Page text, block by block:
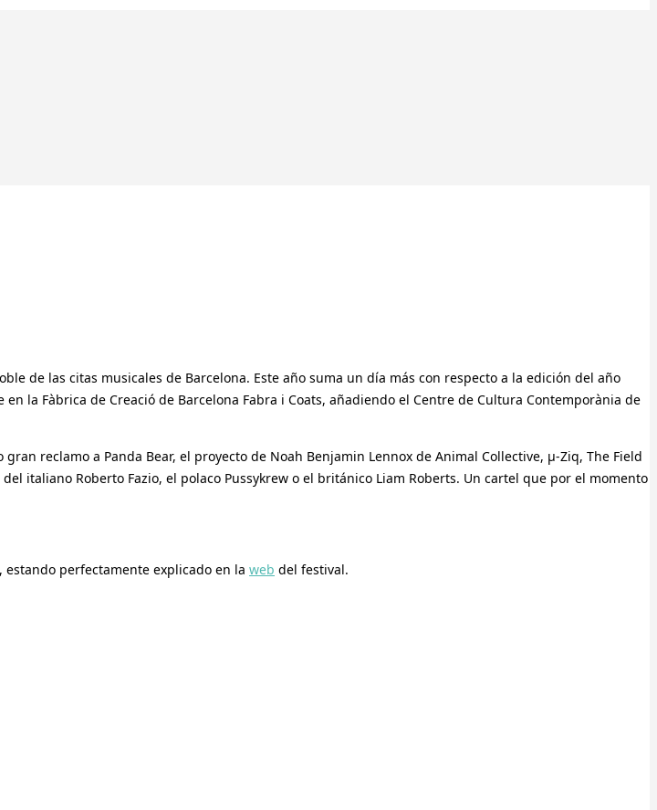
de las citas musicales de Barcelona. Este año suma un día más con respecto a la edición del año
la Fàbrica de Creació de Barcelona Fabra i Coats, añadiendo el Centre de Cultura Contemporània de
reclamo a Panda Bear, el proyecto de Noah Benjamin Lennox de Animal Collective, µ-Ziq, The Field
italiano Roberto Fazio, el polaco Pussykrew o el británico Liam Roberts. Un cartel que por el momento
estando perfectamente explicado en la web del festival.